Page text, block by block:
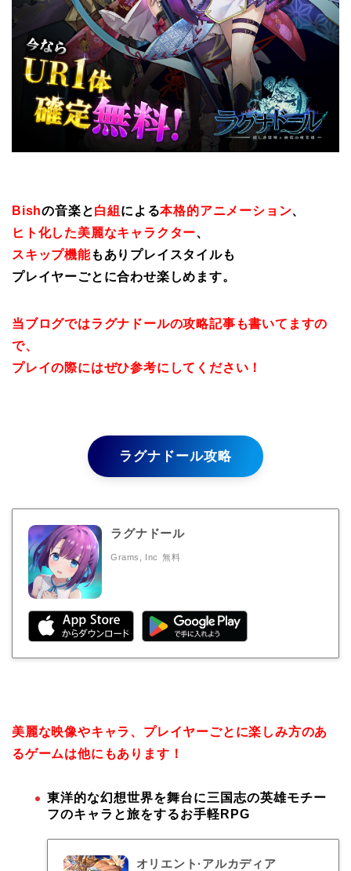
Bishの音楽と白組 による本格的アニメーション、
ヒト化した美麗なキャラクター、
スキップ機能もありプレイスタイルも
プレイヤーごとに合わせ楽しめます。
当ブログではラグナドールの攻略記事も書いてますの
で、
プレイの際にはぜひ参考にしてください！
ラグナドール攻略
ラグナドール
Grams, Inc 無料
美麗な映像やキャラ、プレイヤーごとに楽しみ方のあ
るゲームは他にもあります！
東洋的な幻想世界を舞台に三国志の英雄モチー
フのキャラと旅をするお手軽RPG
オリエント·アルカディア